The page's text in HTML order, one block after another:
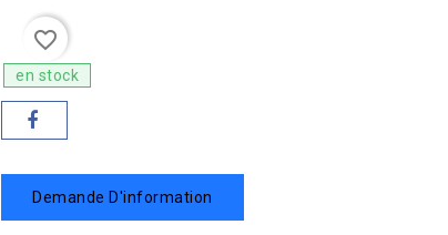
favorite_border
en stock
Demande D'information